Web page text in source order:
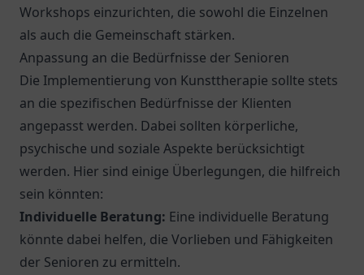
Workshops einzurichten, die sowohl die Einzelnen
als auch die Gemeinschaft stärken.
Anpassung an die Bedürfnisse der Senioren
Die Implementierung von Kunsttherapie sollte stets
an die spezifischen Bedürfnisse der Klienten
angepasst werden. Dabei sollten körperliche,
psychische und soziale Aspekte berücksichtigt
werden. Hier sind einige Überlegungen, die hilfreich
sein könnten:
Individuelle Beratung: Eine individuelle Beratung
könnte dabei helfen, die Vorlieben und Fähigkeiten
der Senioren zu ermitteln.